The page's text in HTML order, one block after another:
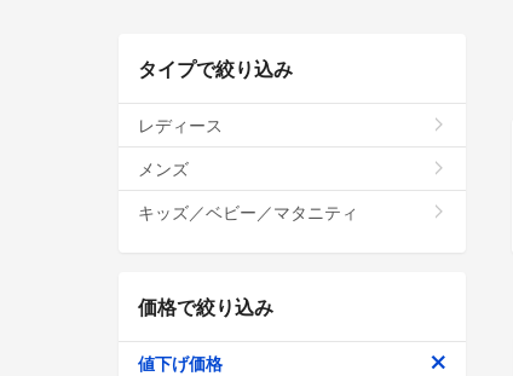
タイプで絞り込み
レディース
メンズ
キッズ／ベビー／マタニティ
価格で絞り込み
値下げ価格